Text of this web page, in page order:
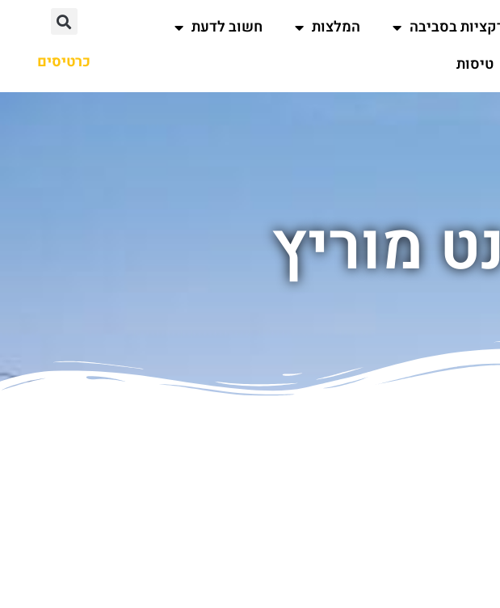
בסביבה המלצות
חשוב לדעת
טיסות כרטיסים
מוריץ